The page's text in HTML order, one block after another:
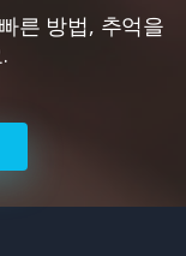
른 방법, 추억을